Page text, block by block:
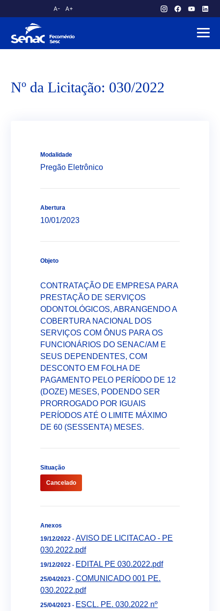
A- A+
atendimento.publico@am.senac.br
Sobre o Senac
Validação de Certificado
Licitação
Trabalhe Conosco
Programa de Integridade
Transparência da Gestão
Notícias
Cursos Técnicos
Graduação Tecnológica
Educação a Distância - EAD
Escola Interativa
Restaurante escola Senac
Biblioteca
Programa Comércio
Programa de Segurança Alimentar
Programa Jovem Aprendiz
Fecomércio Amazonas
Senac Empresas
Canal Ético (Ouvidoria)
Contato
Nº da Licitação: 030/2022
Modalidade
Pregão Eletrônico
Abertura
10/01/2023
Objeto
CONTRATAÇÃO DE EMPRESA PARA
PRESTAÇÃO DE SERVIÇOS
ODONTOLÓGICOS, ABRANGENDO A
COBERTURA NACIONAL DOS
SERVIÇOS COM ÔNUS PARA OS
FUNCIONÁRIOS DO SENAC/AM E
SEUS DEPENDENTES, COM
DESCONTO EM FOLHA DE
PAGAMENTO PELO PERÍODO DE 12
(DOZE) MESES, PODENDO SER
PRORROGADO POR IGUAIS
PERÍODOS ATÉ O LIMITE MÁXIMO
DE 60 (SESSENTA) MESES.
Situação
Cancelado
Anexos
19/12/2022 -AVISO DE LICITACAO - PE
030.2022.pdf
19/12/2022 - EDITAL PE 030.2022.pdf
25/04/2023 -COMUNICADO 001 PE.
030.2022.pdf
25/04/2023 - ESCL. PE. 030.2022 nº